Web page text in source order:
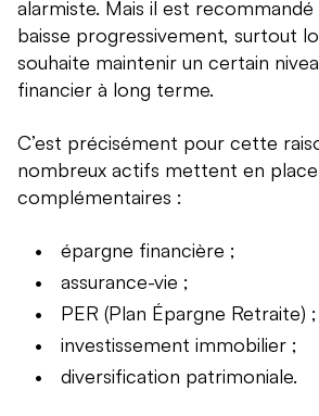
alarmiste. Mais il est
baisse progressivement, surtout
souhaite maintenir un certain
financier à long terme.
C’est précisément pour cette
nombreux actifs mettent en
complémentaires :
épargne financière ;
assurance-vie ;
PER (Plan Épargne Retraite) ;
investissement immobilier ;
diversification patrimoniale.